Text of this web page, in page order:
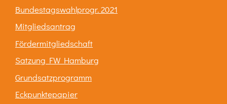
Bundestagswahlprogr. 2021
Mitgliedsantrag
Fördermitgliedschaft
Satzung FW Hamburg
Grundsatzprogramm
Eckpunktepapier